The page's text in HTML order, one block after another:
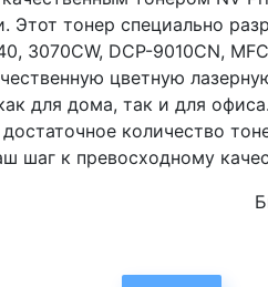
Этот тонер специально
3070CW, DCP-9010CN,
цветную
для дома, так и для офиса.
количество
шаг к превосходному